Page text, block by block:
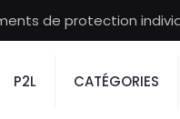
de protection
P2L CATÉGORIES